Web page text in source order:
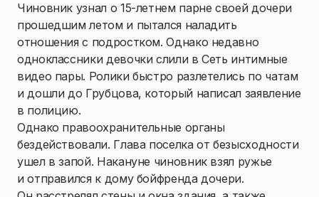
Чиновник узнал о 15-летнем парне своей дочери
прошедшим летом и пытался наладить
отношения с подростком. Однако недавно
одноклассники девочки слили в Сеть интимные
видео пары. Ролики быстро разлетелись по чатам
и дошли до Грубцова, который написал заявление
в полицию.
Однако правоохранительные органы
бездействовали. Глава поселка от безысходности
ушел в запой. Накануне чиновник взял ружье
и отправился к дому бойфренда дочери.